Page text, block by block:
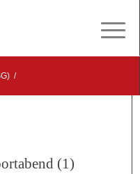
/
(1)